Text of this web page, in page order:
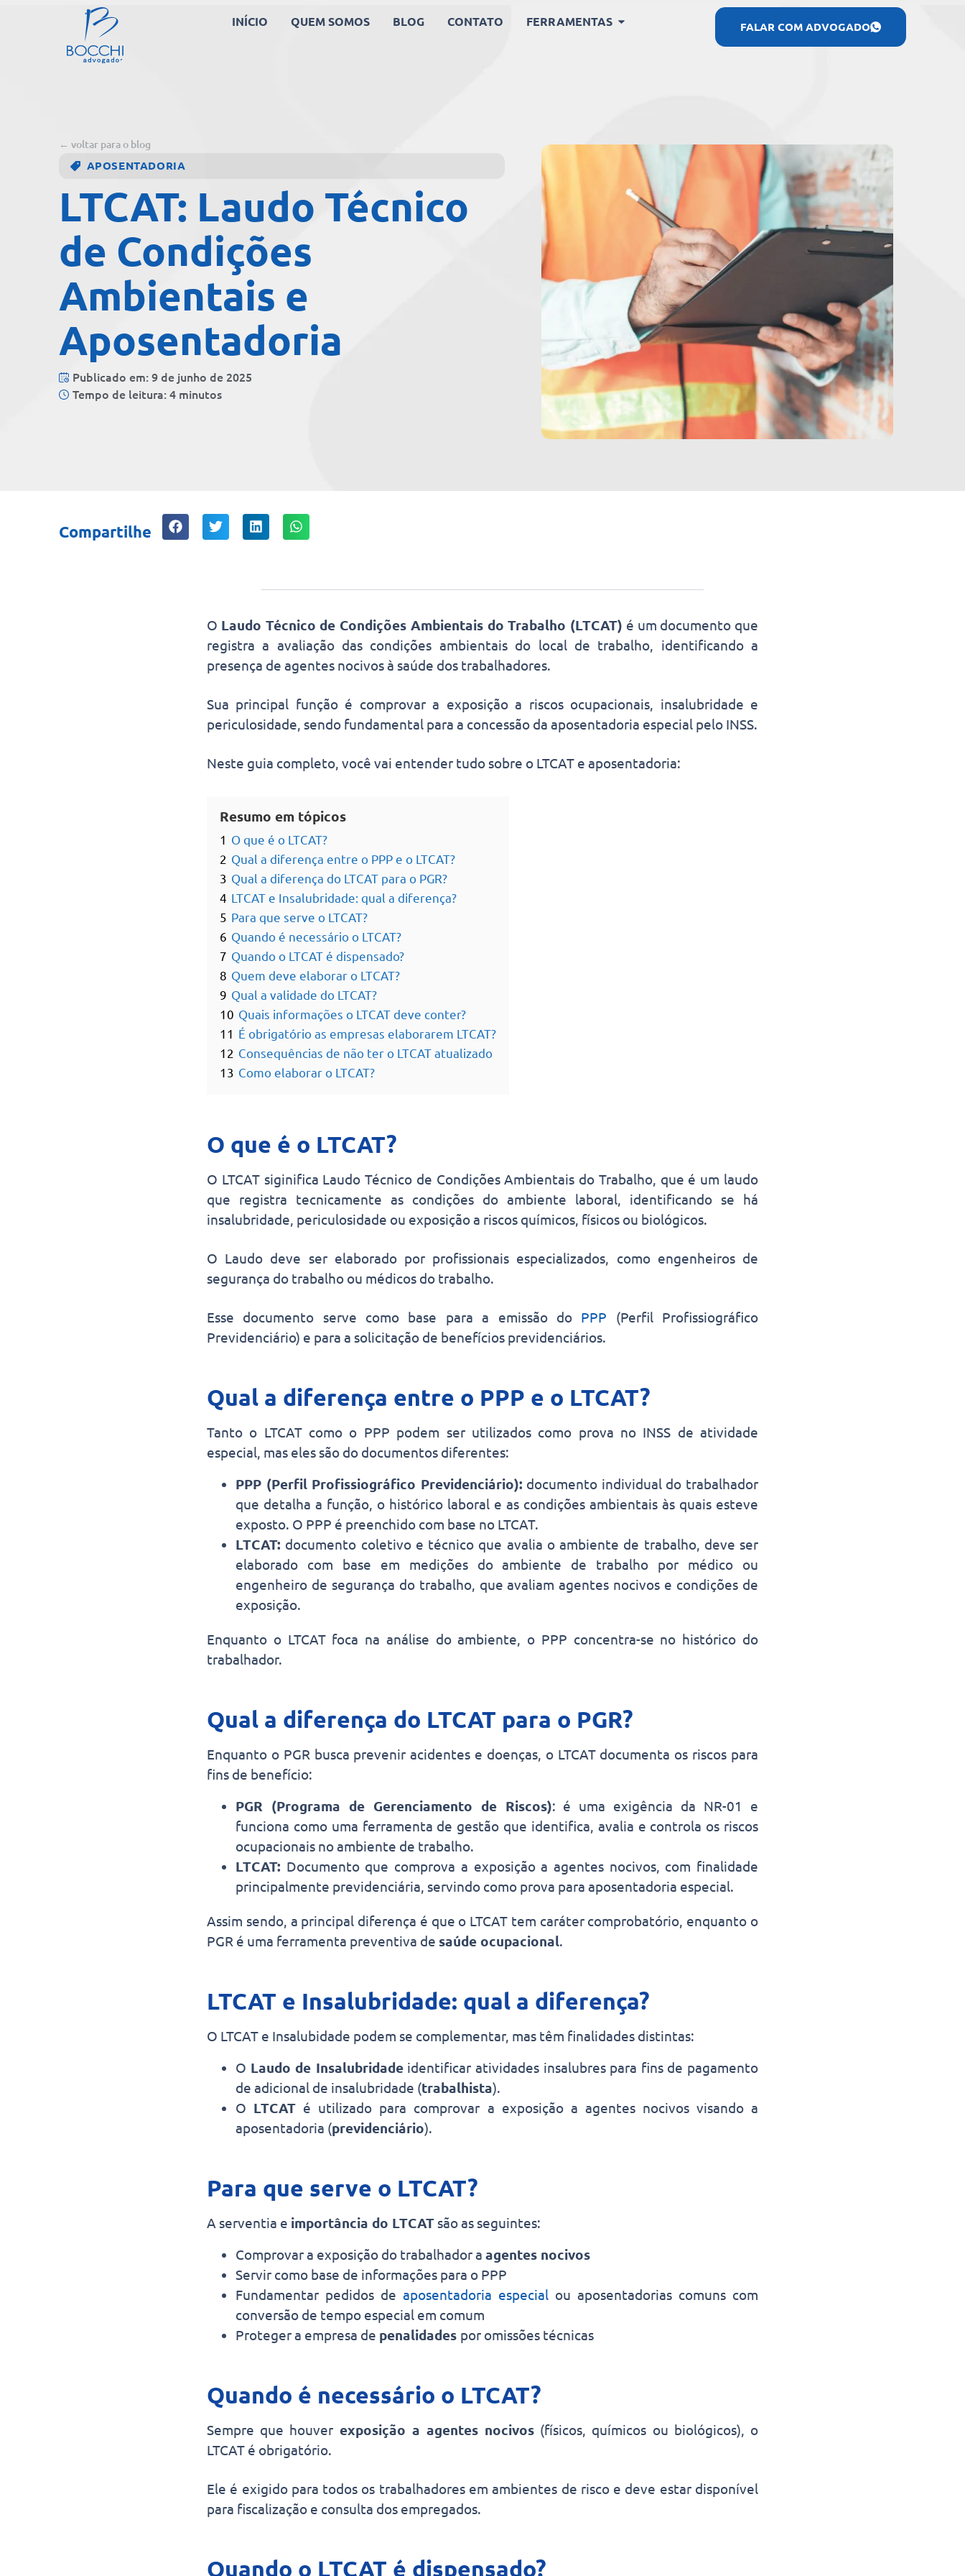
INÍCIO QUEM SOMOS BLOG CONTATO FERRAMENTAS FALAR COM ADVOGADO
← voltar para o blog
APOSENTADORIA
LTCAT: Laudo Técnico
de Condições
Ambientais e
Aposentadoria
Publicado em: 9 de junho de 2025
Tempo de leitura: 4 minutos
Compartilhe
O Laudo Técnico de Condições Ambientais do Trabalho (LTCAT) é um documento que
registra a avaliação das condições ambientais do local de trabalho, identificando a
presença de agentes nocivos à saúde dos trabalhadores.
Sua principal função é comprovar a exposição a riscos ocupacionais, insalubridade e
periculosidade, sendo fundamental para a concessão da aposentadoria especial pelo INSS.
Neste guia completo, você vai entender tudo sobre o LTCAT e aposentadoria:
Resumo em tópicos
1 O que é o LTCAT?
2 Qual a diferença entre o PPP e o LTCAT?
3 Qual a diferença do LTCAT para o PGR?
4 LTCAT e Insalubridade: qual a diferença?
5 Para que serve o LTCAT?
6 Quando é necessário o LTCAT?
7 Quando o LTCAT é dispensado?
8 Quem deve elaborar o LTCAT?
9 Qual a validade do LTCAT?
10 Quais informações o LTCAT deve conter?
11 É obrigatório as empresas elaborarem LTCAT?
12 Consequências de não ter o LTCAT atualizado
13 Como elaborar o LTCAT?
O que é o LTCAT?
O LTCAT siginifica Laudo Técnico de Condições Ambientais do Trabalho, que é um laudo
que registra tecnicamente as condições do ambiente laboral, identificando se há
insalubridade, periculosidade ou exposição a riscos químicos, físicos ou biológicos.
O Laudo deve ser elaborado por profissionais especializados, como engenheiros de
segurança do trabalho ou médicos do trabalho.
Esse documento serve como base para a emissão do PPP (Perfil Profissiográfico
Previdenciário) e para a solicitação de benefícios previdenciários.
Qual a diferença entre o PPP e o LTCAT?
Tanto o LTCAT como o PPP podem ser utilizados como prova no INSS de atividade
especial, mas eles são do documentos diferentes:
PPP (Perfil Profissiográfico Previdenciário): documento individual do trabalhador
que detalha a função, o histórico laboral e as condições ambientais às quais esteve
exposto. O PPP é preenchido com base no LTCAT.
LTCAT: documento coletivo e técnico que avalia o ambiente de trabalho, deve ser
elaborado com base em medições do ambiente de trabalho por médico ou
engenheiro de segurança do trabalho, que avaliam agentes nocivos e condições de
exposição.
Enquanto o LTCAT foca na análise do ambiente, o PPP concentra-se no histórico do
trabalhador.
Qual a diferença do LTCAT para o PGR?
Enquanto o PGR busca prevenir acidentes e doenças, o LTCAT documenta os riscos para
fins de benefício:
PGR (Programa de Gerenciamento de Riscos): é uma exigência da NR-01 e
funciona como uma ferramenta de gestão que identifica, avalia e controla os riscos
ocupacionais no ambiente de trabalho.
LTCAT: Documento que comprova a exposição a agentes nocivos, com finalidade
principalmente previdenciária, servindo como prova para aposentadoria especial.
Assim sendo, a principal diferença é que o LTCAT tem caráter comprobatório, enquanto o
PGR é uma ferramenta preventiva de saúde ocupacional.
LTCAT e Insalubridade: qual a diferença?
O LTCAT e Insalubidade podem se complementar, mas têm finalidades distintas:
O Laudo de Insalubridadeidentificar atividades insalubres para fins de pagamento
de adicional de insalubridade (trabalhista).
O LTCAT é utilizado para comprovar a exposição a agentes nocivos visando a
aposentadoria (previdenciário).
Para que serve o LTCAT?
A serventia e importância do LTCAT são as seguintes:
Comprovar a exposição do trabalhador a agentes nocivos
Servir como base de informações para o PPP
Fundamentar pedidos de aposentadoria especial ou aposentadorias comuns com
conversão de tempo especial em comum
Proteger a empresa de penalidades por omissões técnicas
Quando é necessário o LTCAT?
Sempre que houver exposição a agentes nocivos (físicos, químicos ou biológicos), o
LTCAT é obrigatório.
Ele é exigido para todos os trabalhadores em ambientes de risco e deve estar disponível
para fiscalização e consulta dos empregados.
Quando o LTCAT é dispensado?